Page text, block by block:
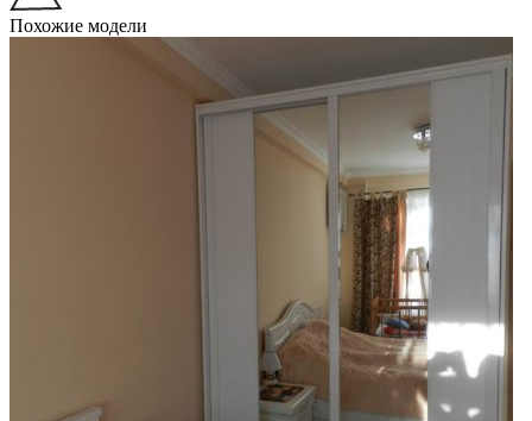
Похожие модели